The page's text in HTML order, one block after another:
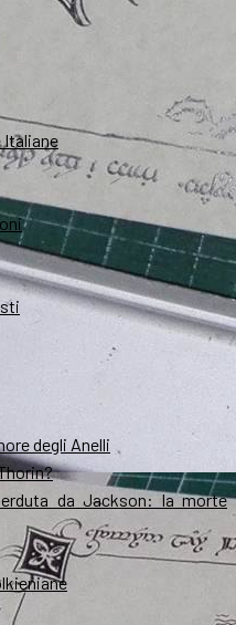
Italiane
degli Anelli
da Jackson: la morte